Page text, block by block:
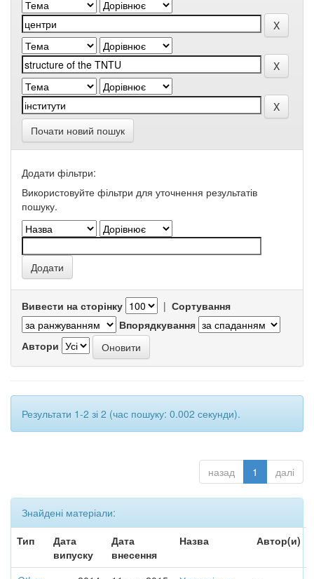
Почати новий пошук
Додати фільтри:
Використовуйте фільтри для уточнення результатів
пошуку.
Вивести на сторінку | Сортування
Впорядкування
Автори
Результати 1-2 зі 2 (час пошуку: 0.002 секунди).
назад 1 далі
Знайдені матеріали:
Тип
Дата
випуску
Дата
внесення
Назва Автор(и)